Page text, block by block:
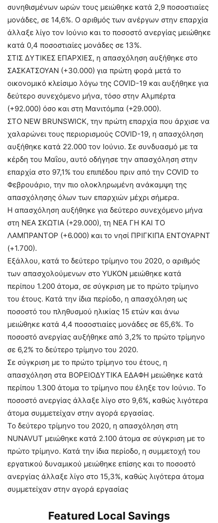
συνηθισμένων ωρών τους μειώθηκε κατά 2,9 ποσοστιαίες
μονάδες, σε 14,6%. Ο αριθμός των ανέργων στην επαρχία
άλλαξε λίγο τον Ιούνιο και το ποσοστό ανεργίας μειώθηκε
κατά 0,4 ποσοστιαίες μονάδες σε 13%.
ΣΤΙΣ ΔΥΤΙΚΕΣ ΕΠΑΡΧΙΕΣ, η απασχόληση αυξήθηκε στο
ΣΑΣΚΑΤΣΟΥΑΝ (+30.000) για πρώτη φορά μετά το
οικονομικό κλείσιμο λόγω της COVID-19 και αυξήθηκε για
δεύτερο συνεχόμενο μήνα, τόσο στην Αλμπέρτα
(+92.000) όσο και στη Μανιτόμπα (+29.000).
ΣΤΟ NEW BRUNSWICK, την πρώτη επαρχία που άρχισε να
χαλαρώνει τους περιορισμούς COVID-19, η απασχόληση
αυξήθηκε κατά 22.000 τον Ιούνιο. Σε συνδυασμό με τα
κέρδη του Μαΐου, αυτό οδήγησε την απασχόληση στην
επαρχία στο 97,1% του επιπέδου πριν από την COVID το
Φεβρουάριο, την πιο ολοκληρωμένη ανάκαμψη της
απασχόλησης όλων των επαρχιών μέχρι σήμερα.
Η απασχόληση αυξήθηκε για δεύτερο συνεχόμενο μήνα
στη ΝΕΑ ΣΚΩΤΙΑ (+29.000), τη ΝΕΑ ΓΗ ΚΑΙ ΤΟ
ΛΑΜΠΡΑΝΤΟΡ (+6.000) και το νησί ΠΡΙΓΚΙΠΑ ΕΝΤΟΥΑΡΝΤ
(+1.700).
Εξάλλου, κατά το δεύτερο τρίμηνο του 2020, ο αριθμός
των απασχολούμενων στο YUKON μειώθηκε κατά
περίπου 1.200 άτομα, σε σύγκριση με το πρώτο τρίμηνο
του έτους. Κατά την ίδια περίοδο, η απασχόληση ως
ποσοστό του πληθυσμού ηλικίας 15 ετών και άνω
μειώθηκε κατά 4,4 ποσοστιαίες μονάδες σε 65,6%. Το
ποσοστό ανεργίας αυξήθηκε από 3,2% το πρώτο τρίμηνο
σε 6,2% το δεύτερο τρίμηνο του 2020.
Σε σύγκριση με το πρώτο τρίμηνο του έτους, η
απασχόληση στα ΒΟΡΕΙΟΔΥΤΙΚΑ ΕΔΑΦΗ μειώθηκε κατά
περίπου 1.300 άτομα το τρίμηνο που έληξε τον Ιούνιο. Το
ποσοστό ανεργίας άλλαξε λίγο στο 9,6%, καθώς λιγότερα
άτομα συμμετείχαν στην αγορά εργασίας.
Το δεύτερο τρίμηνο του 2020, η απασχόληση στη
NUNAVUT μειώθηκε κατά 2.100 άτομα σε σύγκριση με το
πρώτο τρίμηνο. Κατά την ίδια περίοδο, η συμμετοχή του
εργατικού δυναμικού μειώθηκε επίσης και το ποσοστό
ανεργίας άλλαξε λίγο στο 15,3%, καθώς λιγότερα άτομα
συμμετείχαν στην αγορά εργασίας
Featured Local Savings